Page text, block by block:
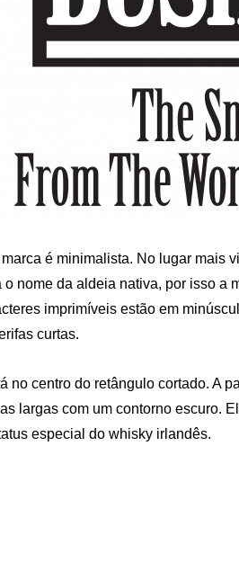
é minimalista. No lugar mais
nome da aldeia nativa, por isso a
imprimíveis estão em
curtas.
no centro do retângulo cortado. A
largas com um contorno escuro.
especial do whisky irlandês.